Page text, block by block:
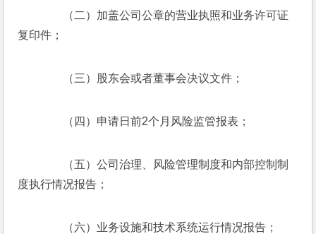
（二）加盖公司公章的营业执照和业务许可证
复印件；
（三）股东会或者董事会决议文件；
（四）申请日前2个月风险监管报表；
（五）公司治理、风险管理制度和内部控制制
度执行情况报告；
（六）业务设施和技术系统运行情况报告；